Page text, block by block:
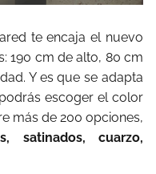
te encaja el nuevo
190 cm de alto, 80 cm
Y es que se adapta
escoger el color
más de 200 opciones,
satinados, cuarzo,